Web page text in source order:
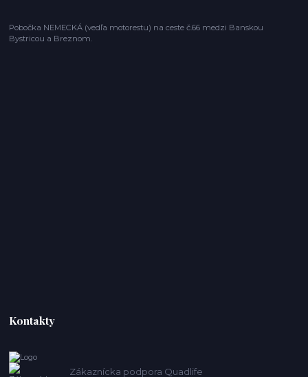
Pobočka NEMECKÁ (vedľa motorestu) na ceste č.66 medzi Banskou
Bystricou a Breznom.
Kontakty
Zákaznícka podpora Quadlife